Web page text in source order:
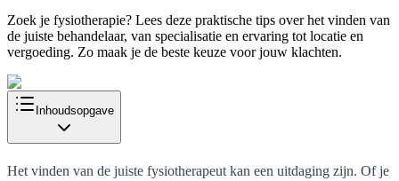
Zoek je fysiotherapie? Lees deze praktische tips over het vinden van
de juiste behandelaar, van specialisatie en ervaring tot locatie en
vergoeding. Zo maak je de beste keuze voor jouw klachten.
Inhoudsopgave
Het vinden van de juiste fysiotherapeut kan een uitdaging zijn. Of je